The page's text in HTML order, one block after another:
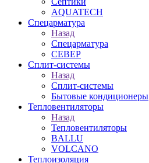
AQUATECH
Спецарматура
Назад
Спецарматура
СЕВЕР
Сплит-системы
Назад
Сплит-системы
Бытовые кондиционеры
Тепловентиляторы
Назад
Тепловентиляторы
BALLU
VOLCANO
Теплоизоляция